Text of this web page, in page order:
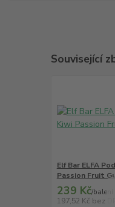
Související
Elf Bar ELFA
Passion Fruit
239 Kč/balení
197,52 Kč bez